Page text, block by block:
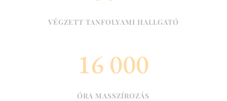
VÉGZETT TANFOLYAMI HALLGATÓ
16 000
ÓRA MASSZÍROZÁS